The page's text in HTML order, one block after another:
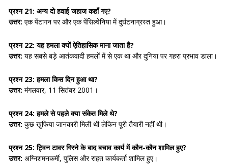
प्रश्न 21: अन्य दो हवाई जहाज कहाँ गए?
उत्तर: एक पेंटागन पर और एक पेंसिल्वेनिया में दुर्घटनाग्रस्त हुआ।
प्रश्न 22: यह हमला क्यों ऐतिहासिक माना जाता है?
उत्तर: यह सबसे बड़े आतंकवादी हमलों में से एक था और दुनिया पर गहरा प्रभाव डाला।
प्रश्न 23: हमला किस दिन हुआ था?
उत्तर: मंगलवार, 11 सितंबर 2001।
प्रश्न 24: हमले से पहले क्या संकेत मिले थे?
उत्तर: कुछ खुफिया जानकारी मिली थी लेकिन पूरी तैयारी नहीं थी।
प्रश्न 25: ट्विन टावर गिरने के बाद बचाव कार्य में कौन-कौन शामिल हुए?
उत्तर: अग्निशमनकर्मी, पुलिस और राहत कार्यकर्ता शामिल हुए।